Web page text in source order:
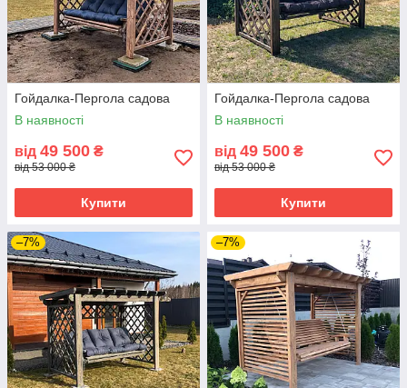
Гойдалка-Пергола садова
В наявності
від 49 500 ₴
від 53 000 ₴
Купити
Гойдалка-Пергола садова
В наявності
від 49 500 ₴
від 53 000 ₴
Купити
–7% –7%